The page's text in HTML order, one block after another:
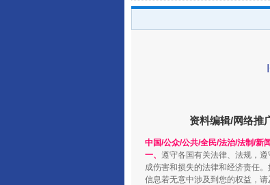
阿坝州三大球赛在
资料编辑/网络推
中国/公众/公共/全民/法治/法制/新
一、 遵守各国有关法律、法规，
成伤害和损失的法律和经济责任
信息若无意中涉及到您的权益，